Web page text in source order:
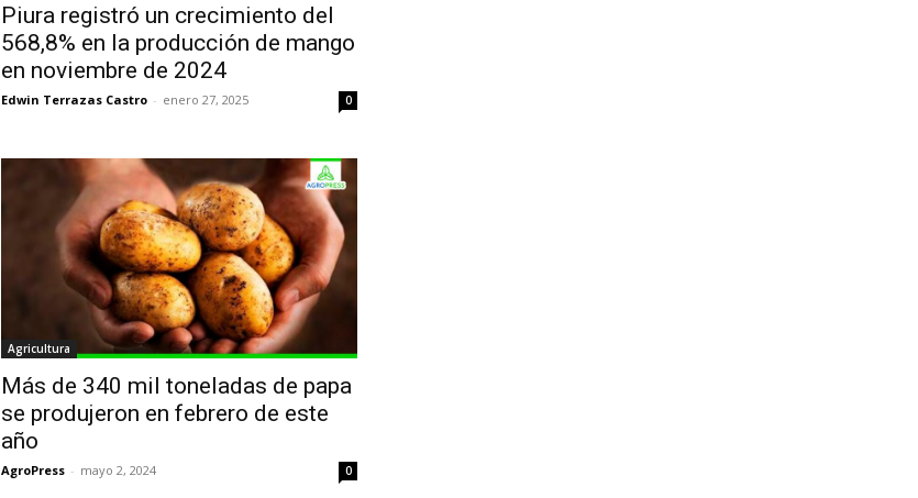
Piura registró un crecimiento del
568,8% en la producción de mango
en noviembre de 2024
Edwin Terrazas Castro - enero 27, 2025 0
Agricultura
Más de 340 mil toneladas de papa
se produjeron en febrero de este
año
AgroPress - mayo 2, 2024 0